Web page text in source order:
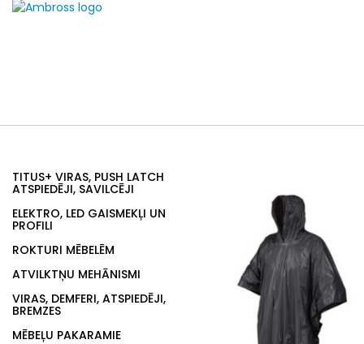
TITUS+ VIRAS, PUSH LATCH
ATSPIEDĒJI, SAVILCĒJI
ELEKTRO, LED GAISMEKĻI UN
PROFILI
ROKTURI MĒBELĒM
ATVILKTŅU MEHĀNISMI
VIRAS, DEMFERI, ATSPIEDĒJI,
BREMZES
MĒBEĻU PAKARAMIE